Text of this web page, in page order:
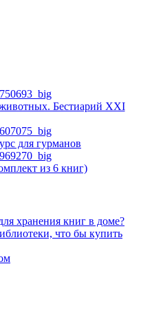
Бестиарий XXI
для гурманов
из 6 книг)
хранения книг в доме?
что бы купить